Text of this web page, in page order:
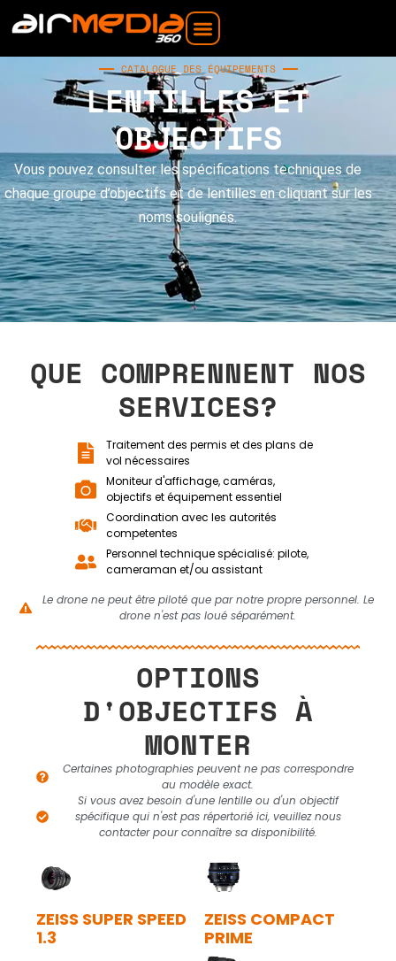
CATALOGUE DES ÉQUIPEMENTS
LENTILLES ET
OBJECTIFS
Vous pouvez consulter les spécifications techniques de
chaque groupe d’objectifs et de lentilles en cliquant sur les
noms soulignés.
QUE COMPRENNENT NOS
SERVICES?
Traitement des permis et des plans de
vol nécessaires
Moniteur d'affichage, caméras,
objectifs et équipement essentiel
Coordination avec les autorités
competentes
Personnel technique spécialisé: pilote,
cameraman et/ou assistant
Le drone ne peut être piloté que par notre propre personnel. Le
drone n'est pas loué séparément.
OPTIONS
D'OBJECTIFS À
MONTER
Certaines photographies peuvent ne pas correspondre
au modèle exact.
Si vous avez besoin d'une lentille ou d'un objectif
spécifique qui n'est pas répertorié ici, veuillez nous
contacter pour connaître sa disponibilité.
ZEISS SUPER SPEED
1.3
ZEISS COMPACT
PRIME